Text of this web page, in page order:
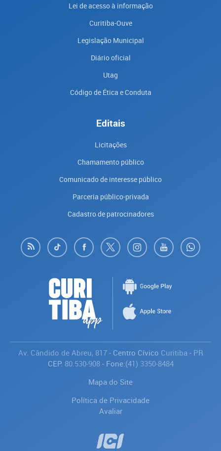
Lei de acesso à informação
Curitiba-Ouve
Legislação Municipal
Diário oficial
Utag
Código de Ética e Conduta
Editais
Licitações
Chamamento público
Comunicado de interesse público
Parceria público-privada
Cadastro de patrocinadores
Av. Cândido de Abreu, 817- Centro Cívico Curitiba - PR
CEP: 80.530-908- Fone:(41) 3350-8484
Mapa do Site
Política de Privacidade
Avaliar